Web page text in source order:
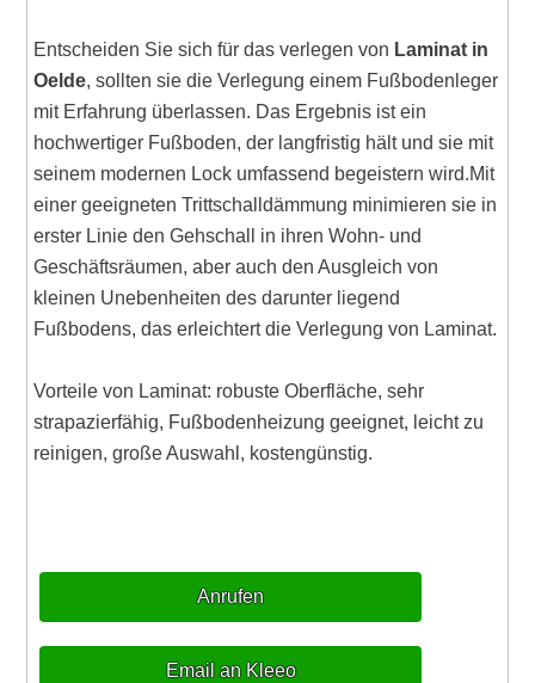
Entscheiden Sie sich für das verlegen von Laminat in
Oelde, sollten sie die Verlegung einem Fußbodenleger
mit Erfahrung überlassen. Das Ergebnis ist ein
hochwertiger Fußboden, der langfristig hält und sie mit
seinem modernen Lock umfassend begeistern wird.Mit
einer geeigneten Trittschalldämmung minimieren sie in
erster Linie den Gehschall in ihren Wohn- und
Geschäftsräumen, aber auch den Ausgleich von
kleinen Unebenheiten des darunter liegend
Fußbodens, das erleichtert die Verlegung von Laminat.
Vorteile von Laminat: robuste Oberfläche, sehr
strapazierfähig, Fußbodenheizung geeignet, leicht zu
reinigen, große Auswahl, kostengünstig.
Anrufen
Email an Kleeo